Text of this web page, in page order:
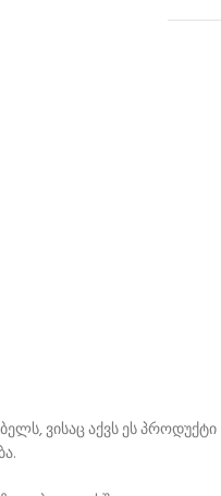
ვისაც აქვს ეს პროდუქტი